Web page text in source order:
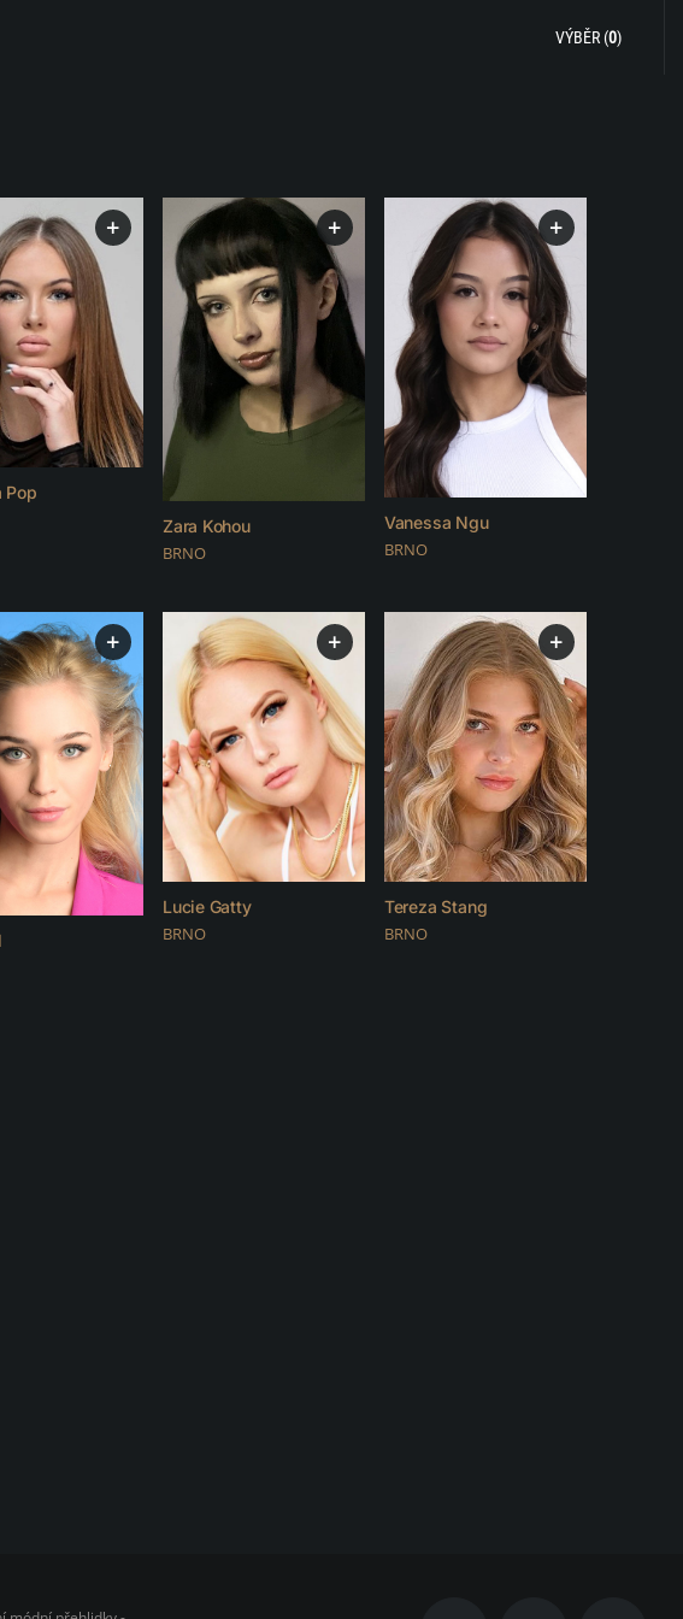
VÝBĚR (0)
+
Pop
+
Zara Kohou
BRNO
+
Vanessa Ngu
BRNO
+ +
Lucie Gatty
BRNO
+
Tereza Stang
BRNO